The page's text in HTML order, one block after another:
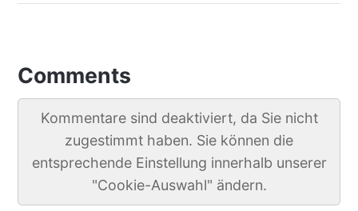
Comments
Kommentare sind deaktiviert, da Sie nicht
zugestimmt haben. Sie können die
entsprechende Einstellung innerhalb unserer
"Cookie-Auswahl" ändern.